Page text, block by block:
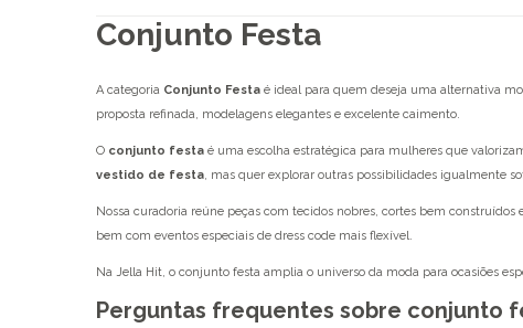
Conjunto Festa
A categoria Conjunto Festa é ideal para quem deseja uma alternativa
proposta refinada, modelagens elegantes e excelente caimento.
O conjunto festa é uma escolha estratégica para mulheres que
vestido de festa, mas quer explorar outras possibilidades igualmente
Nossa curadoria reúne peças com tecidos nobres, cortes bem
bem com eventos especiais de dress code mais flexível.
Na Jella Hit, o conjunto festa amplia o universo da moda para ocasiões
Perguntas frequentes sobre conjunto